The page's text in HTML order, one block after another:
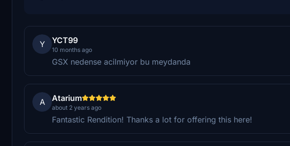
Y YCT99
10 months ago
GSX nedense acilmiyor bu meydanda
A Atarium
about 2 years ago
Fantastic Rendition! Thanks a lot for offering this here!